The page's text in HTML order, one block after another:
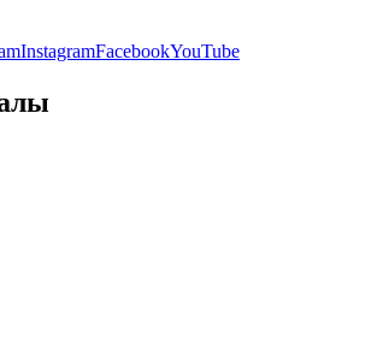
InstagramFacebookYouTube